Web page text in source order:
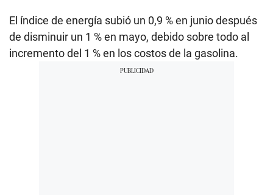
El índice de energía subió un 0,9 % en junio después
de disminuir un 1 % en mayo, debido sobre todo al
incremento del 1 % en los costos de la gasolina.